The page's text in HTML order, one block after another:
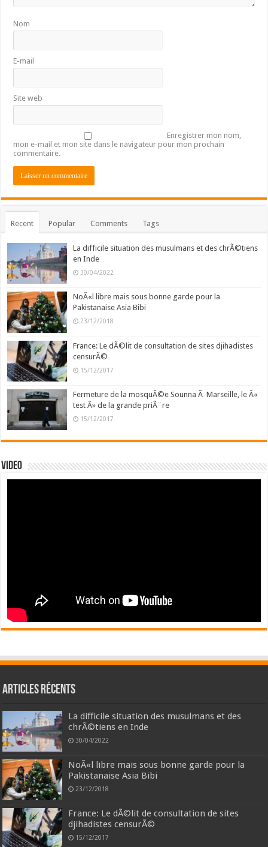
Nom
E-mail
Site web
Enregistrer mon nom,
mon e-mail et mon site dans le navigateur pour mon prochain
commentaire.
Recent Popular Comments Tags
La difficile situation des musulmans et des chrÃ©tiens
en Inde
30/04/2022
NoÃ«l libre mais sous bonne garde pour la
Pakistanaise Asia Bibi
23/12/2018
France: Le dÃ©lit de consultation de sites djihadistes
censurÃ©
15/12/2017
Fermeture de la mosquÃ©e Sounna Ã Marseille, le Â«
test Â» de la grande priÃ¨re
15/12/2017
Video
Articles récents
La difficile situation des musulmans et des
chrÃ©tiens en Inde
30/04/2022
NoÃ«l libre mais sous bonne garde pour la
Pakistanaise Asia Bibi
23/12/2018
France: Le dÃ©lit de consultation de sites
djihadistes censurÃ©
15/12/2017